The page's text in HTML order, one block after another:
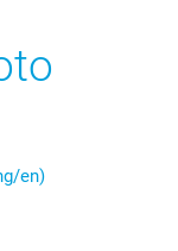
en)